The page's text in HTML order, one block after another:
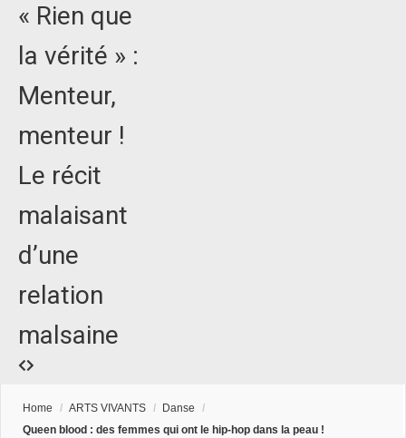
« Rien que
la vérité » :
Menteur,
menteur !
Le récit
malaisant
d’une
relation
malsaine
Home / ARTS VIVANTS / Danse
/
Queen blood : des femmes qui ont le hip-hop dans la peau !